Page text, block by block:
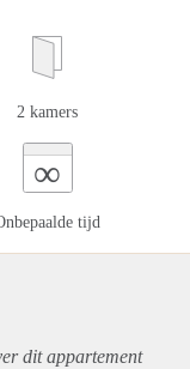
2 kamers
∞
tijd
ditappartement